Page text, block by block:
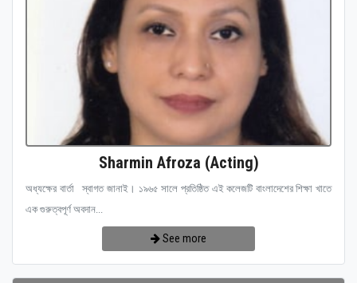
Sharmin Afroza (Acting)
অধ্যক্ষের বার্তা স্বাগত জানাই। ১৯৬৫ সালে প্রতিষ্ঠিত এই কলেজটি বাংলাদেশের শিক্ষা খাতে
এক গুরুত্বপূর্ণ অবদান...
See more